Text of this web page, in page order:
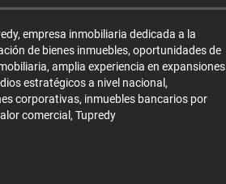
empresa inmobiliaria dedicada a la
de bienes inmuebles, oportunidades de
amplia experiencia en
estratégicos a nivel nacional,
corporativas, inmuebles bancarios por
comercial, Tupredy